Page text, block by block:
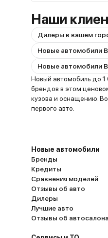
Наши
Дилеры в вашем
Новые автомобили
Новые автомобили
Новый автомобиль до
брендов в этом
кузова и оснащению.
первого авто.
Новые автомобили
Бренды
Кредиты
Сравнения моделей
Отзывы об авто
Дилеры
Лучшие авто
Отзывы об